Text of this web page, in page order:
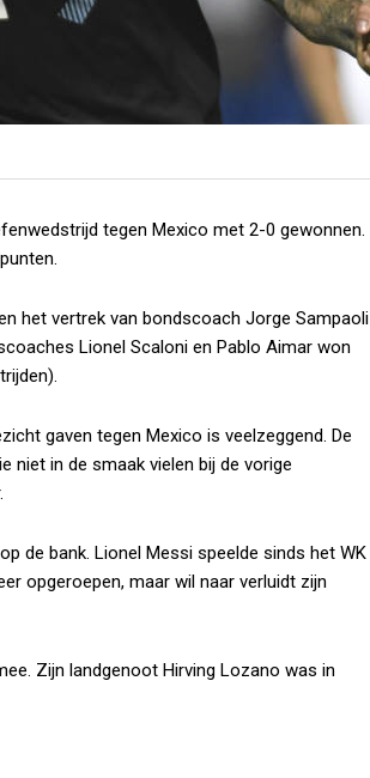
tegen Mexico met 2-0 gewonnen.
het vertrek van bondscoach Jorge Sampaoli
Lionel Scaloni en Pablo Aimar won
gaven tegen Mexico is veelzeggend. De
niet in de smaak vielen bij de vorige
de bank. Lionel Messi speelde sinds het WK
opgeroepen, maar wil naar verluidt zijn
Zijn landgenoot Hirving Lozano was in